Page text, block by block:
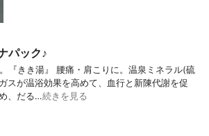
パック♪
『きき湯』 腰痛・肩こりに。温泉ミネラル(硫
スが温浴効果を高めて、血行と新陳代謝を促
、だる…続きを見る